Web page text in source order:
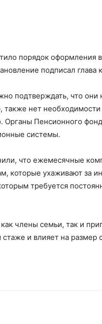
порядок оформления
подписал глава
подтверждать, что
нет
Органы Пенсионного
системы.
что ежемесячные
которые ухаживают за
требуется
члены семьи, так и
и влияет на размер